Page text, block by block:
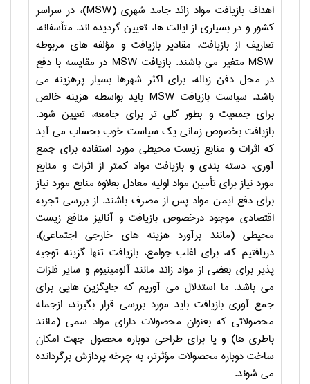
اهداف بازیافت مواد زائد جامد شهری (MSW)، در سراسر
کشور و در بسیاری از ایالت ها، تعیین گردیده اند. متأسفانه،
تعاریف از بازیافت، مقادیر بازیافت و مؤلفه های مربوطه
MSW متغیر می باشند. بازیافت MSW در مقایسه با دفع
در محل دفن زباله، برای اکثر شهرها بسیار پرهزینه می
باشد. سیاست بازیافت MSW باید بواسطه هزینه خالص
برای جمعیت و بطور کلی تر برای جامعه، تعیین شود.
بازیافت بخصوص زمانی یک سیاست خوب بحساب می آید
که اثرات و منابع زیست محیطی مورد استفاده برای جمع
آوری، دسته بندی و بازیافت مواد کمتر از اثرات و منابع
مورد نیاز برای تأمین مواد اولیه معادل بعلاوه منابع مورد نیاز
برای دفع ایمن مواد پس از مصرف باشند. از بررسی تجربه
اقتصادی موجود درخصوص بازیافت و آنالیز منافع زیست
محیطی (مانند برآورد هزینه های خارجی اجتماعی)،
دریافتیم که، برای اغلب جوامع، بازیافت تنها گزینه توجیه
پذیر برای بعضی از مواد زائد مانند آلومینیوم و سایر فلزات
می باشد. ما استدلال می آوریم که جایگزین هایی برای
جمع آوری بازیافت باید مورد بررسی قرار بگیرند، ازجمله
محصولاتی که بعنوان محصولات دارای مواد سمی (مانند
باطری ها) و یا برای طراحی دوباره محصول جهت امکان
ساخت دوباره محصولات مؤثرتر، به چرخه پردازش برگردانده
می شوند.